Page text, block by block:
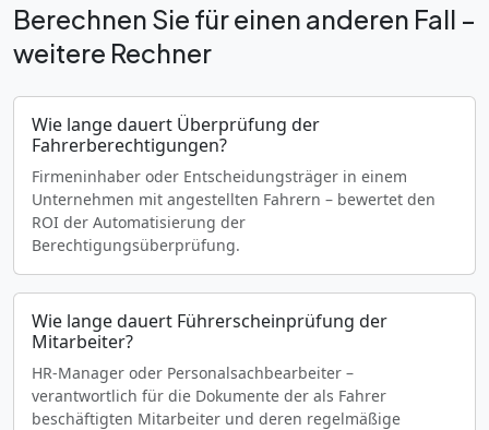
Berechnen Sie für einen anderen Fall –
weitere Rechner
Wie lange dauert Überprüfung der
Fahrerberechtigungen?
Firmeninhaber oder Entscheidungsträger in einem
Unternehmen mit angestellten Fahrern – bewertet den
ROI der Automatisierung der
Berechtigungsüberprüfung.
Wie lange dauert Führerscheinprüfung der
Mitarbeiter?
HR-Manager oder Personalsachbearbeiter –
verantwortlich für die Dokumente der als Fahrer
beschäftigten Mitarbeiter und deren regelmäßige